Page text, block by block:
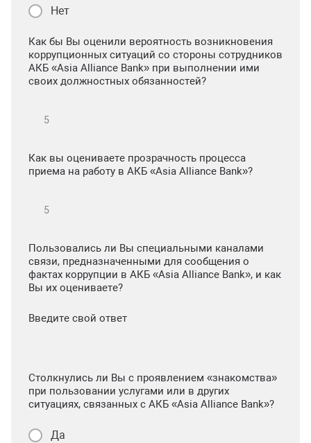
Нет
Как бы Вы оценили вероятность возникновения
коррупционных ситуаций со стороны сотрудников
АКБ «Asia Alliance Bank» при выполнении ими
своих должностных обязанностей?
Как вы оцениваете прозрачность процесса
приема на работу в АКБ «Asia Alliance Bank»?
Пользовались ли Вы специальными каналами
связи, предназначенными для сообщения о
фактах коррупции в АКБ «Asia Alliance Bank», и как
Вы их оцениваете?
Введите свой ответ
Столкнулись ли Вы с проявлением «знакомства»
при пользовании услугами или в других
ситуациях, связанных с АКБ «Asia Alliance Bank»?
Да